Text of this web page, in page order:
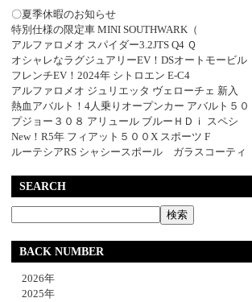
〇夏季休暇のお知らせ
特別仕様の限定車 MINI SOUTHWARK（
アルファロメオ スパイダー3.2JTS Q4 Ｑ
オシャレなラグジュアリーEV！DSオートモービル
フレンチEV！2024年 シトロエン E-C4
アルファロメオ ジュリエッタ ヴェローチェ 新入
熱血アバルト！4人乗りオープンカー アバルト５０
プジョー３０８ アリュール ブルーＨＤｉ スペシ
New！R5年 フィアット５００X スポーツ F
ルーテシアRS シャシースポール ガラスコーティ
SEARCH
BACK NUMBER
2026年
2025年